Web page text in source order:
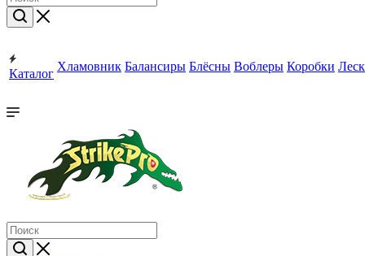
Каталог
Хламовник Балансиры Блёсны Воблеры Коробки